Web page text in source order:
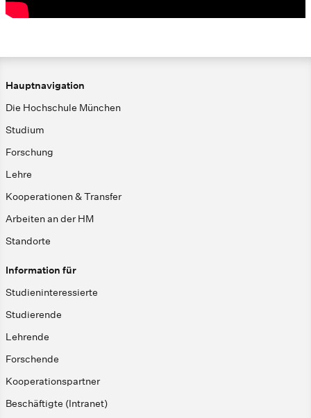
Hauptnavigation
Die Hochschule München
Studium
Forschung
Lehre
Kooperationen & Transfer
Arbeiten an der HM
Standorte
Information für
Studieninteressierte
Studierende
Lehrende
Forschende
Kooperationspartner
Beschäftigte (Intranet)